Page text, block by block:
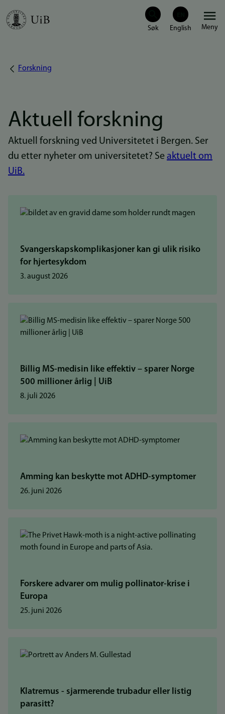
Hopp
Meny
Navigasjonssti
Forskning
Aktuell forskning
Aktuell forskning ved Universitetet i Bergen. Ser
du etter nyheter om universitetet? Se aktuelt om
UiB.
Svangerskapskomplikasjoner kan gi ulik risiko
for hjertesykdom
3. august 2026
Billig MS-medisin like effektiv – sparer Norge
500 millioner årlig | UiB
8. juli 2026
Amming kan beskytte mot ADHD-symptomer
26. juni 2026
Forskere advarer om mulig pollinator-krise i
Europa
25. juni 2026
Klatremus - sjarmerende trubadur eller listig
parasitt?